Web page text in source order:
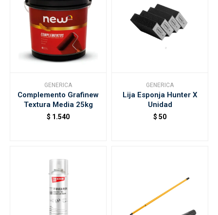
GENERICA
Complemento Grafinew
Textura Media 25kg
$ 1.540
GENERICA
Lija Esponja Hunter X
Unidad
$ 50